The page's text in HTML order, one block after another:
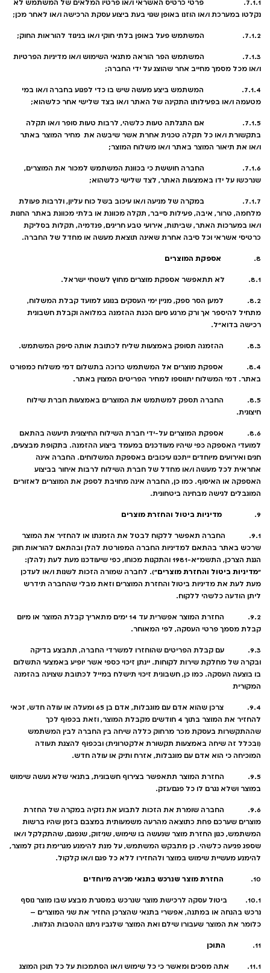
7.1.1. פרטי כרטיס האשראי ו/או פרטיו המלאים של המשתמש לא
נקלטו במערכת ו/או הוזנו באופן שגוי בעת ביצוע עסקת הרכישה ו/או לאחר מכן;
7.1.2. המשתמש פעל באופן בלתי חוקי ו/או בניגוד להוראות החוק;
7.1.3. המשתמש הפר הוראה מתנאי השימוש ו/או מדיניות הפרטיות
ו/או מכל מסמך מחייב אחר שהוצג על ידי החברה;
7.1.4. המשתמש ביצע מעשה שיש בו כדי לפגוע בחברה ו/או במי
מטעמה ו/או בפעילותו התקינה של האתר ו/או בצד שלישי אחר כלשהוא;
7.1.5. אם התגלתה טעות כלשהי, לרבות טעות סופר ו/או תקלה
בתקשורת ו/או כל תקלה טכנית אחרת אשר שיבשה את מחיר המוצר באתר
ו/או את תיאור המוצר באתר ו/או משלוח המוצר;
7.1.6. החברה חוששת כי בכוונת המשתמש למכור את המוצרים,
שנרכשו על ידו באמצעות האתר, לצד שלישי כלשהוא;
7.1.7. במקרה של מניעה ו/או עיכוב בשל כוח עליון, ולרבות פעולת
מלחמה, טרור, איבה, פעילות סייבר, תקלה מכוונת או בלתי מכוונת באתר החנות
ו/או במערכות האתר, שביתות, אירועי טבע חריגים, פנדמיה, תקלות בסליקת
כרטיסי אשראי וכל סיבה אחרת שאינה תוצאת מעשה או מחדל של החברה.
8. אספקת המוצרים
8.1. לא תתאפשר אספקת מוצרים מחוץ לשטחי ישראל.
8.2. למען הסר ספק, מניין ימי העסקים בנוגע למועד קבלת המשלוח,
מתחיל להיספר אך ורק מרגע סיום הכנת ההזמנה במלואה וקבלת חשבונית
רכישה בדוא"ל.
8.3. ההזמנה תסופק באמצעות שליח לכתובת אותה סיפק המשתמש.
8.4. אספקת מוצרים אל המשתמש כרוכה בתשלום דמי משלוח כמפורט
באתר. דמי המשלוח יתווספו למחיר הפריטים המצוין באתר.
8.5. החברה תספק למשתמש את המוצרים באמצעות חברת שילוח
חיצונית.
8.6. אספקת המוצרים על-ידי חברת השילוח החיצונית תיעשה בהתאם
למועדי האספקה כפי שיהיו מעודכנים במעמד ביצוע ההזמנה. בתקופת מבצעים,
חגים ואירועים מיוחדים ייתכנו עיכובים באספקת המשלוחים. החברה אינה
אחראית לכל מעשה ו/או מחדל של חברת השילוח לרבות איחור בביצוע
האספקה או האיסוף. כמו כן, החברה אינה מחויבת לספק את המוצרים לאזורים
המוגבלים לגישה מבחינה ביטחונית.
9. מדיניות ביטול והחזרת מוצרים
9.1. החברה תאפשר ללקוח לבטל את הזמנתו או להחזיר את המוצר
שרכש באתר בהתאם למדיניות החברה המפורטת להלן ובהתאם להוראות חוק
הגנת הצרכן, התשמ"א-1981 והתקנות מכוחו, כפי שיעודכנו מעת לעת (להלן:
"מדיניות ביטול והחזרת מוצרים"). לחברה שמורה הזכות לשנות ו/או לעדכן
מעת לעת את מדיניות ביטול והחזרת המוצרים וזאת מבלי שהחברה תידרש
ליתן הודעה כלשהי ללקוח.
9.2. החזרת המוצר אפשרית עד 14 ימים מתאריך קבלת המוצר או מיום
קבלת מסמך פרטי העסקה, לפי המאוחר.
9.3. עם קבלת הפריטים שהוחזרו למשרדי החברה, תתבצע בדיקה
ובקרה של מחלקת שירות לקוחות. יינתן זיכוי כספי אשר יופיע באמצעי התשלום
בו בוצעה העסקה. כמו כן, חשבונית זיכוי תישלח במייל לכתובת שצוינה בהזמנה
המקורית
9.4. צרכן שהוא אדם עם מוגבלות, אדם בן 65 ומעלה או עולה חדש, זכאי
להחזיר את המוצר בתוך 4 חודשים מקבלת המוצר, וזאת בכפוף לכך
שההתקשרות בעסקת מכר מרחוק כללה שיחה בין החברה לבין המשתמש
(ובכלל זה שיחה באמצעות תקשורת אלקטרונית) ובכפוף להצגת תעודה
המוכיחה כי הוא אדם עם מוגבלות, אזרח ותיק או עולה חדש.
9.5. החזרת המוצר תתאפשר בצירוף חשבונית, בתנאי שלא נעשה שימוש
במוצר ושלא נגרם לו כל פגם/נזק.
9.6. החברה שומרת את הזכות לתבוע את נזקיה במקרה של החזרת
מוצרים שערכם פחת כתוצאה מהרעה משמעותית במצבם בזמן שהיו ברשות
המשתמש, כגון החזרת מוצר שנעשה בו שימוש, שניזוק, שנפגם, שהתקלקל ו/או
שספג פגיעה כלשהי. כן מתבקש המשתמש, על מנת להימנע מגרימת נזק למוצר,
להימנע מעשיית שימוש במוצר ולהחזירו ללא כל פגם ו/או קלקול.
10. החזרת מוצר שנרכש בתנאי מכירה מיוחדים
10.1. ביטול עסקה לרכישת מוצר שנרכש במסגרת מבצע שבו מוצר נוסף
נרכש בהנחה או במתנה, אפשרי בתנאי שהצרכן החזיר את שני המוצרים –
כלומר את המוצר שעבורו שילם ואת המוצר שלגביו ניתנו ההטבות הנלוות.
11. התוכן
11.1. אתה מסכים ומאשר כי כל שימוש ו/או הסתמכות על כל תוכן המוצג